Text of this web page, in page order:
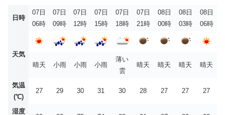
日時
07日
06時
07日
09時
07日
12時
07日
15時
07日
18時
07日
21時
08日
00時
08日
03時
08日
06時
天気
晴天
小雨 小雨 小雨
薄い
雲
晴天 晴天 晴天 晴天
気温
(℃)
27 29 30 31 30 28 27 27 27
湿度